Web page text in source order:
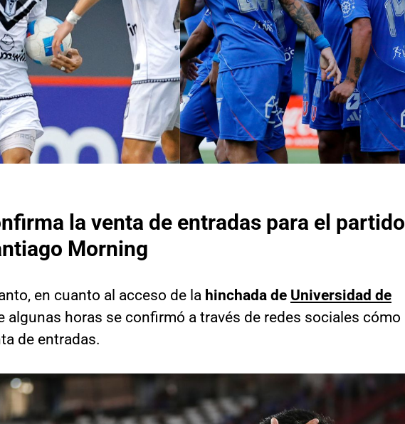
la venta de entradas para el partido
Morning
en cuanto al acceso de la hinchada de Universidad de
algunas horas se confirmó a través de redes sociales cómo
de entradas.